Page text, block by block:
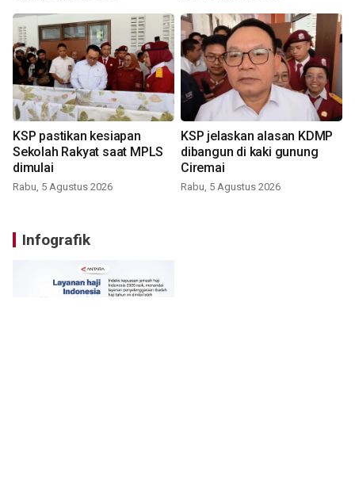
KSP pastikan kesiapan
Sekolah Rakyat saat MPLS
dimulai
Rabu, 5 Agustus 2026
KSP jelaskan alasan KDMP
dibangun di kaki gunung
Ciremai
Rabu, 5 Agustus 2026
Infografik